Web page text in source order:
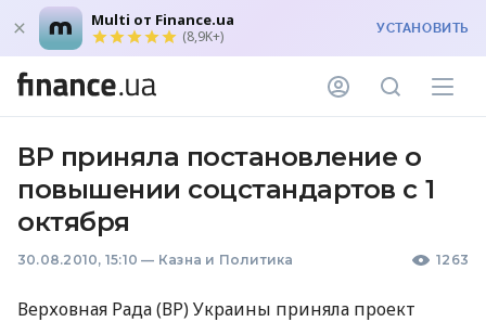
Multi от Finance.ua
(8,9K+) УСТАНОВИТЬ
ВР приняла постановление о
повышении соцстандартов с 1
октября
30.08.2010, 15:10 — Казна и Политика 1263
Верховная Рада (ВР) Украины приняла проект